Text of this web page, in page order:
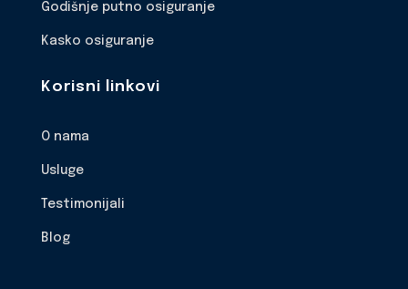
Godišnje putno osiguranje
Kasko osiguranje
Korisni linkovi
O nama
Usluge
Testimonijali
Blog